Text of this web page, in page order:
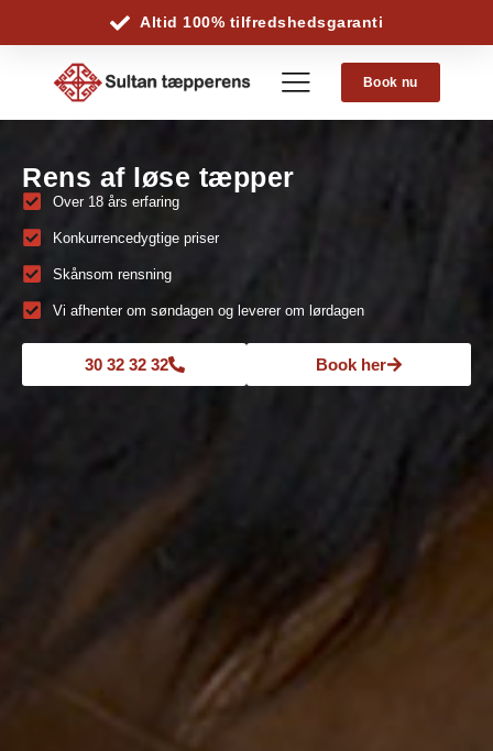
Altid 100% tilfredshedsgaranti
Book nu
Rens af løse tæpper
Over 18 års erfaring
Konkurrencedygtige priser
Skånsom rensning
Vi afhenter om søndagen og leverer om lørdagen
30 32 32 32 Book her